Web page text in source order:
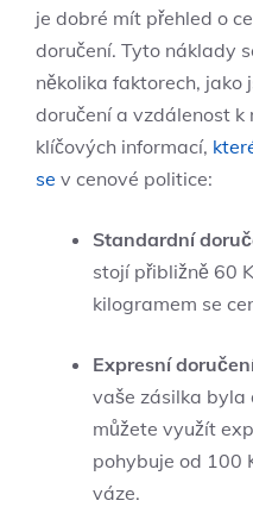
je dobré mít přehled o
doručení. Tyto náklady‍
několika faktorech, jako
‍doručení a vzdálenost k
klíčových informací,
se v cenové politice:
Standardní
stojí přibližně 60
kilogramem se
Expresní
vaše zásilka byla
můžete⁣ využít
pohybuje od⁣ 100
váze.